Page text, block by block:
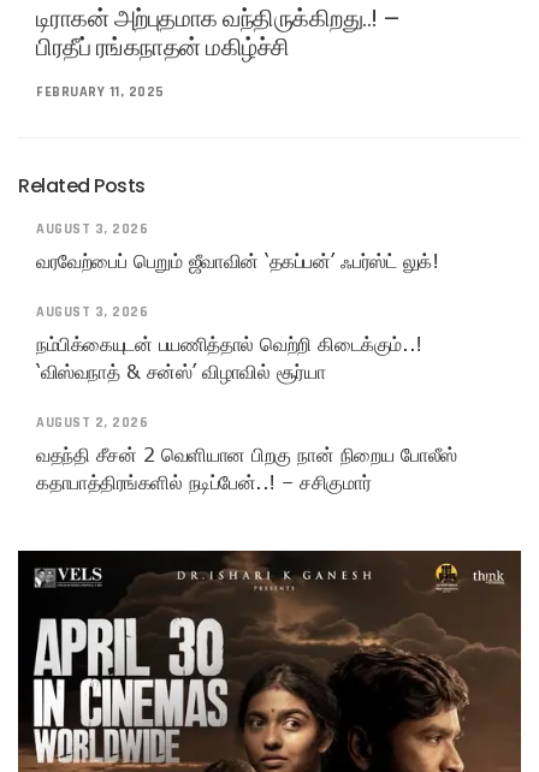
டிராகன் அற்புதமாக வந்திருக்கிறது..! –
பிரதீப் ரங்கநாதன் மகிழ்ச்சி
FEBRUARY 11, 2025
Related Posts
AUGUST 3, 2026
வரவேற்பைப் பெறும் ஜீவாவின் ‘தகப்பன்’ ஃபர்ஸ்ட் லுக்!
AUGUST 3, 2026
நம்பிக்கையுடன் பயணித்தால் வெற்றி கிடைக்கும்..!
‘விஸ்வநாத் & சன்ஸ்’ விழாவில் சூர்யா
AUGUST 2, 2026
வதந்தி சீசன் 2 வெளியான பிறகு நான் நிறைய போலீஸ்
கதாபாத்திரங்களில் நடிப்பேன்..! – சசிகுமார்